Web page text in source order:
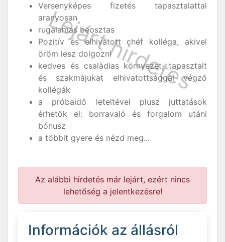
Versenyképes fizetés tapasztalattal
aranyosan
rugalamas beosztas
Pozitív és elhivatott chéf kolléga, akivel
öröm lesz dolgozni
kedves és csalàdias környezet, tapasztalt
és szakmàjukat elhivatottsággal végző
kollégák
a próbaidő leteltével plusz juttatások
érhetők el: borravaló és forgalom utáni
bónusz
a többit gyere és nézd meg...
Az alábbi hirdetés már lejárt, ezért nincs
lehetőség a jelentkezésre!
Információk az állásról